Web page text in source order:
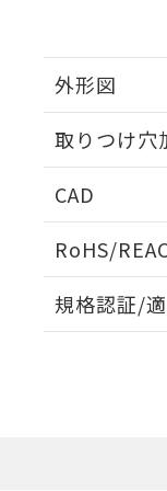
外形図
取りつけ穴
CAD
RoHS/
EU RoHS 注
規格認証/